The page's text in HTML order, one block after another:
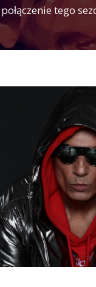
połączenie tego